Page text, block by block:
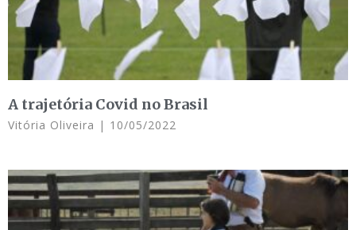
A trajetória Covid no Brasil
Vitória Oliveira 10/05/2022